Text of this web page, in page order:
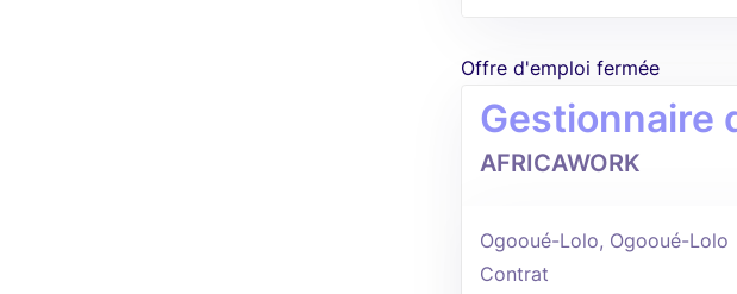
Offre d'emploi fermée
Gestionnaire
AFRICAWORK
Ogooué-Lolo, Ogooué-Lolo
Contrat